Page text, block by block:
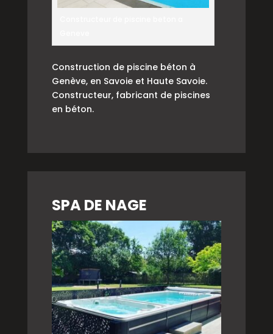
Construction de piscine béton à
Genève, en Savoie et Haute Savoie.
Constructeur, fabricant de piscines
en béton.
SPA DE NAGE